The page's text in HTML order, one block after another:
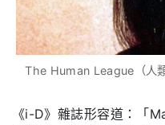
The Human League（人
《i-D》雜誌形容道：「